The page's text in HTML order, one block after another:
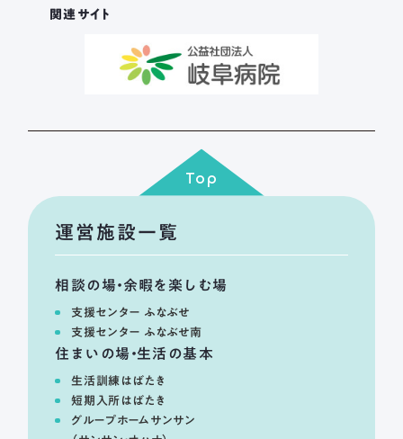
関連サイト
Top
運営施設一覧
相談の場・余暇を楽しむ場
支援センター ふなぶせ
支援センター ふなぶせ南
住まいの場・生活の基本
生活訓練はばたき
短期入所はばたき
グループホームサンサン